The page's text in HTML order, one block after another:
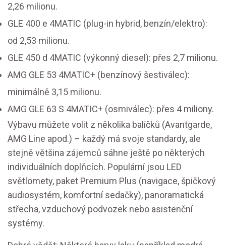
2,26 milionu.
GLE 400 e 4MATIC (plug-in hybrid, benzín/elektro):
od 2,53 milionu.
GLE 450 d 4MATIC (výkonný diesel): přes 2,7 milionu.
AMG GLE 53 4MATIC+ (benzínový šestiválec):
minimálně 3,15 milionu.
AMG GLE 63 S 4MATIC+ (osmiválec): přes 4 miliony.
Výbavu můžete volit z několika balíčků (Avantgarde,
AMG Line apod.) – každý má svoje standardy, ale
stejně většina zájemců sáhne ještě po některých
individuálních doplňcích. Populární jsou LED
světlomety, paket Premium Plus (navigace, špičkový
audiosystém, komfortní sedačky), panoramatická
střecha, vzduchový podvozek nebo asistenční
systémy.